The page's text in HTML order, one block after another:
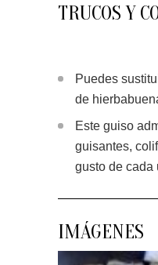
TRUCOS Y
Puedes
de
Este guiso
guisantes,
gusto de cada
IMÁGENES